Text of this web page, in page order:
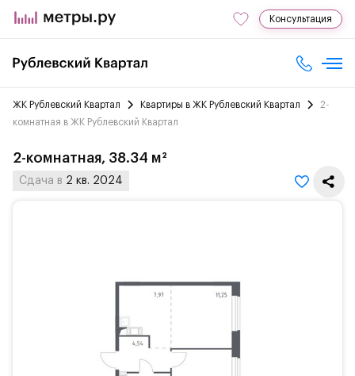
Консультация
ЖК Рублевский Квартал Квартиры в ЖК Рублевский Квартал
2-
комнатная в ЖК Рублевский Квартал
2-комнатная, 38.34 м²
Сдача в 2 кв. 2024